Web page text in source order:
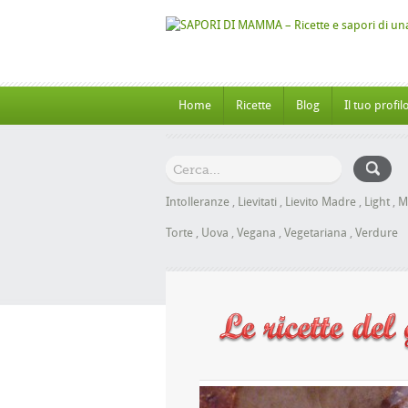
Home Ricette Blog Il tuo profilo
Intolleranze , Lievitati , Lievito Madre , Light ,
Torte , Uova , Vegana , Vegetariana , Verdure
al Miele senza